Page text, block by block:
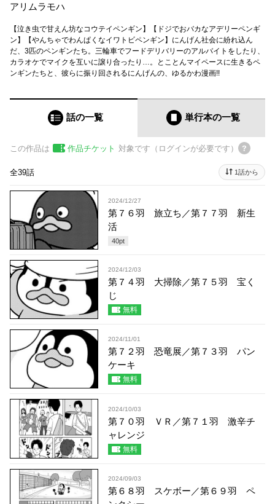
アリムラモハ
【泣き虫で甘えん坊なコウテイペンギン】【ドジでおバカなアデリーペンギ
ン】【やんちゃでわんぱくなイワトビペンギン】にんげん社会に紛れ込ん
だ、3匹のペンギンたち。三輪車でフードデリバリーのアルバイトをしたり、
カラオケでマイクを互いに譲り合ったり…。とことんマイペースに生きるペ
ンギンたちと、彼らに振り回されるにんげんの、ゆるかわ漫画!!
話の一覧 単行本の一覧
この作品は 作品チケット 対象です（ログインが必要です）
全39話 1話から
2024/12/27
第７６羽 旅立ち／第７７羽 新生
活
40pt
2024/12/03
第７４羽 大掃除／第７５羽 宝く
じ
無料
2024/11/01
第７２羽 恐竜展／第７３羽 パン
ケーキ
無料
2024/10/03
第７０羽 ＶＲ／第７１羽 激辛チ
ャレンジ
無料
2024/09/03
第６８羽 スケボー／第６９羽 ペ